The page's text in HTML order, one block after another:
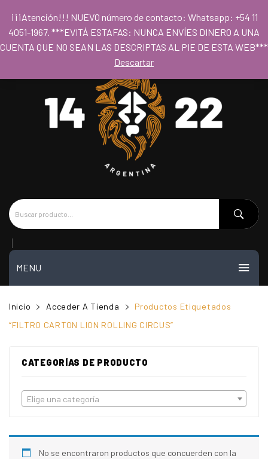
- Horario 09hs a 18hs
MENU
MI CUENTA
PREGUNTAS FRECUENTES
Inicio Acceder A Tienda
Productos Etiquetados
“FILTRO CARTON LION ROLLING CIRCUS”
CATEGORÍAS DE PRODUCTO
Elige una categoría
No se encontraron productos que concuerden con la
¡¡¡Atención!!! NUEVO número de contacto: Whatsapp: +54 11
4051-1967. ***EVITÁ ESTAFAS: NUNCA ENVÍES DINERO A UNA
CUENTA QUE NO SEAN LAS DESCRIPTAS AL PIE DE ESTA WEB***
Descartar